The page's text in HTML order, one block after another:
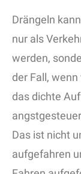
Drängeln
nur als
werden,
der Fall,
das dichte
Das ist nicht
aufgefahren